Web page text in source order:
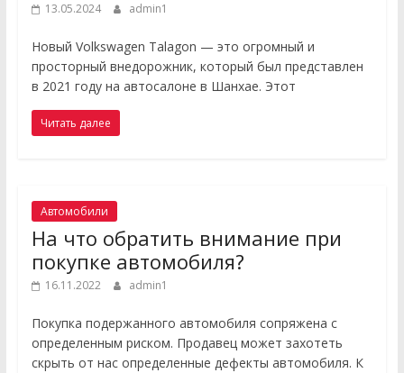
13.05.2024 admin1
Новый Volkswagen Talagon — это огромный и
просторный внедорожник, который был представлен
в 2021 году на автосалоне в Шанхае. Этот
Читать далее
Автомобили
На что обратить внимание при
покупке автомобиля?
16.11.2022 admin1
Покупка подержанного автомобиля сопряжена с
определенным риском. Продавец может захотеть
скрыть от нас определенные дефекты автомобиля. К